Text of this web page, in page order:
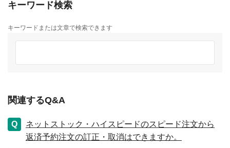
キーワード検索
キーワードまたは文章で検索できます
関連するQ&A
ネットストック・ハイスピードのスピード注文から
返済予約注文の訂正・取消はできますか。